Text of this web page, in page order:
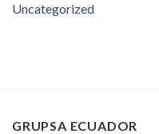
Uncategorized
GRUPSA ECUADOR